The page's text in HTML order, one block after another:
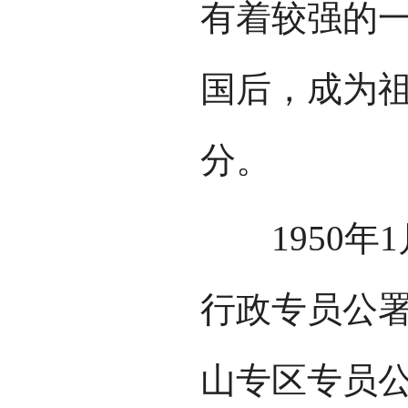
有着较强的
国后，成为
分。
1950年1
行政专员公
山专区专员